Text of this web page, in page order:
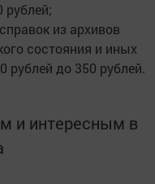
рублей;
из архивов
состояния и иных
рублей до 350 рублей.
и интересным в